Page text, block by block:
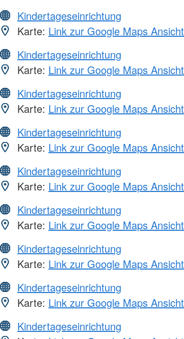
Kindertageseinrichtung
Karte: Link zur Google Maps Ansicht
Kindertageseinrichtung
Karte: Link zur Google Maps Ansicht
Kindertageseinrichtung
Karte: Link zur Google Maps Ansicht
Kindertageseinrichtung
Karte: Link zur Google Maps Ansicht
Kindertageseinrichtung
Karte: Link zur Google Maps Ansicht
Kindertageseinrichtung
Karte: Link zur Google Maps Ansicht
Kindertageseinrichtung
Karte: Link zur Google Maps Ansicht
Kindertageseinrichtung
Karte: Link zur Google Maps Ansicht
Kindertageseinrichtung